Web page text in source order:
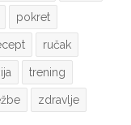
pokret
ručak
trening
zdravlje